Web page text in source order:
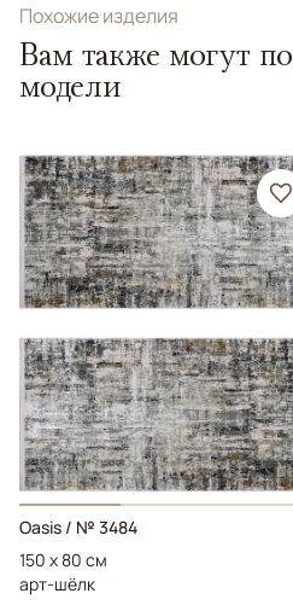
Похожие изделия
Вам также могут
модели
Oasis / № 3484
150 x 80 см
арт-шёлк